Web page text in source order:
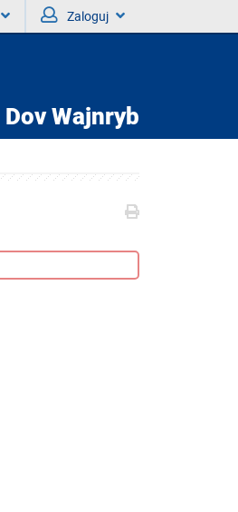
Zaloguj
Dov Wajnryb